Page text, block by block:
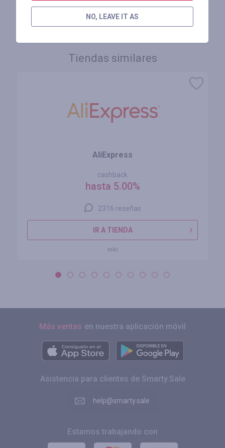
Tiendas similares
AliExpress
cashback
hasta 5.00%
2316 reseñas
IR A TIENDA
MÁS
Más ventas en nuestra aplicación móvil
Asistencia para clientes de Smarty.Sale
help@smarty.sale
Estamos trabajando con
NO, LEAVE IT AS